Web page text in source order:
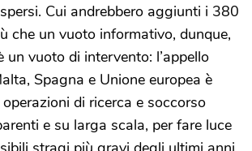
Cui andrebbero aggiunti i 380
che un vuoto informativo, dunque,
un vuoto di intervento: l’appello
Spagna e Unione europea è
di ricerca e soccorso
e su larga scala, per fare luce